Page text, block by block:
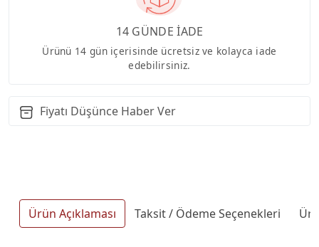
14 GÜNDE İADE
Ürünü 14 gün içerisinde ücretsiz ve kolayca iade
edebilirsiniz.
Fiyatı Düşünce Haber Ver
Ürün Açıklaması Taksit / Ödeme Seçenekleri